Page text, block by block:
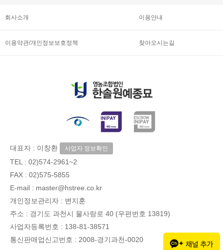
회사소개 이용안내
이용약관/개인정보보호정책 찾아오시는길
대표자 : 이창환 사업자 정보확인
TEL : 02)574-2961~2
FAX : 02)575-5855
E-mail : master@hstree.co.kr
개인정보관리자 : 변지훈
주소 : 경기도 과천시 물사랑로 40 (우편번호 13819)
사업자등록번호 : 138-81-38571
통신판매업신고번호 : 2008-경기과천-0020